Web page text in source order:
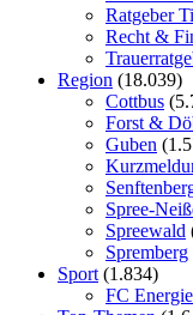
Ratgeber
Recht &
Region (18.039)
Cottbus
Forst &
Guben
Spree-
Spreewald
Spremberg
Sport (1.834)
FC